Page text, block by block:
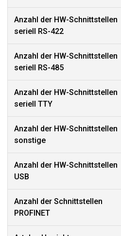
Anzahl der HW-Schnittstellen
seriell RS-422
Anzahl der HW-Schnittstellen
seriell RS-485
Anzahl der HW-Schnittstellen
seriell TTY
Anzahl der HW-Schnittstellen
sonstige
Anzahl der HW-Schnittstellen
USB
Anzahl der Schnittstellen
PROFINET